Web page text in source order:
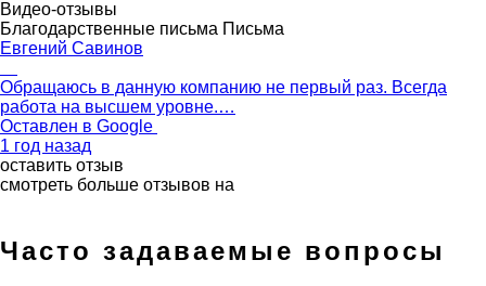
Видео-отзывы
Благодарственные письма Письма
Евгений Савинов
Обращаюсь в данную компанию не первый раз. Всегда
работа на высшем уровне.…
Оставлен в Google
1 год назад
оставить отзыв
смотреть больше отзывов на
Часто задаваемые вопросы